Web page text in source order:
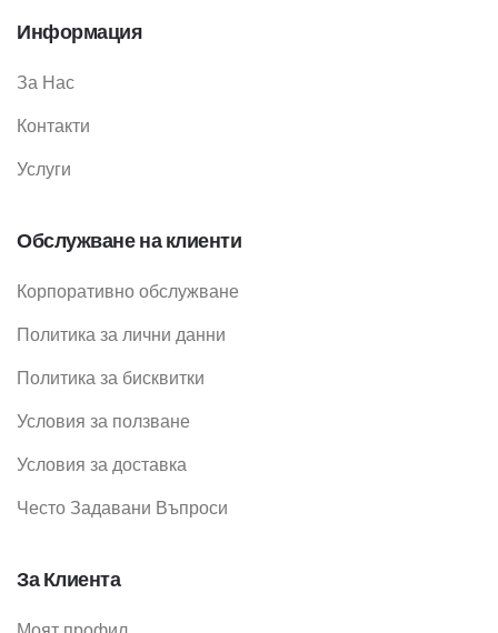
Информация
За Нас
Контакти
Услуги
Обслужване на клиенти
Корпоративно обслужване
Политика за лични данни
Политика за бисквитки
Условия за ползване
Условия за доставка
Често Задавани Въпроси
За Клиента